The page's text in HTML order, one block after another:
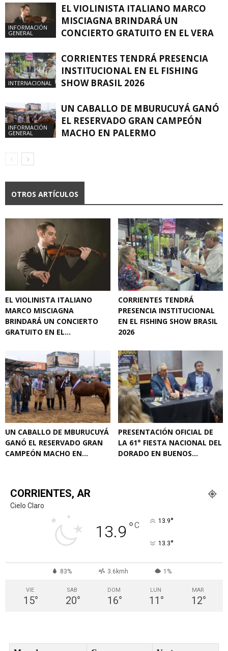
INFORMACIÓN
GENERAL
EL VIOLINISTA ITALIANO MARCO
MISCIAGNA BRINDARÁ UN
CONCIERTO GRATUITO EN EL VERA
INTERNACIONAL
CORRIENTES TENDRÁ PRESENCIA
INSTITUCIONAL EN EL FISHING
SHOW BRASIL 2026
INFORMACIÓN
GENERAL
UN CABALLO DE MBURUCUYÁ GANÓ
EL RESERVADO GRAN CAMPEÓN
MACHO EN PALERMO
OTROS ARTÍCULOS
EL VIOLINISTA ITALIANO
MARCO MISCIAGNA
BRINDARÁ UN CONCIERTO
GRATUITO EN EL...
CORRIENTES TENDRÁ
PRESENCIA INSTITUCIONAL
EN EL FISHING SHOW BRASIL
2026
UN CABALLO DE MBURUCUYÁ
GANÓ EL RESERVADO GRAN
CAMPEÓN MACHO EN...
PRESENTACIÓN OFICIAL DE
LA 61° FIESTA NACIONAL DEL
DORADO EN BUENOS...
CORRIENTES, AR
Cielo Claro
13.9 °C 13.9°
13.3°
83% 3.6kmh 1%
VIE
15°
SAB
20°
DOM
16°
LUN
11 °
MAR
12°